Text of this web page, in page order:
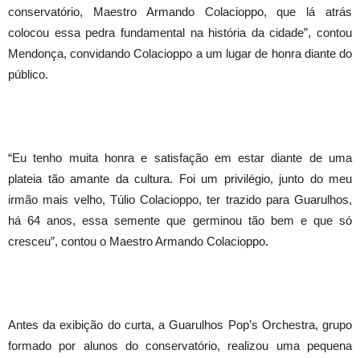
conservatório, Maestro Armando Colacioppo, que lá atrás
colocou essa pedra fundamental na história da cidade”, contou
Mendonça, convidando Colacioppo a um lugar de honra diante do
público.
“Eu tenho muita honra e satisfação em estar diante de uma
plateia tão amante da cultura. Foi um privilégio, junto do meu
irmão mais velho, Túlio Colacioppo, ter trazido para Guarulhos,
há 64 anos, essa semente que germinou tão bem e que só
cresceu”, contou o Maestro Armando Colacioppo.
Antes da exibição do curta, a Guarulhos Pop’s Orchestra, grupo
formado por alunos do conservatório, realizou uma pequena